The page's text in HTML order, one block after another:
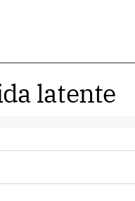
latente